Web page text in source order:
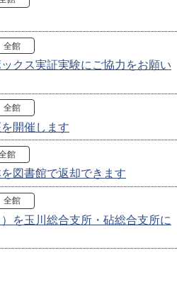
全館
クス実証実験にご協力をお願い
全館
開催します
館
図書館で返却できます
全館
を玉川総合支所・砧総合支所に